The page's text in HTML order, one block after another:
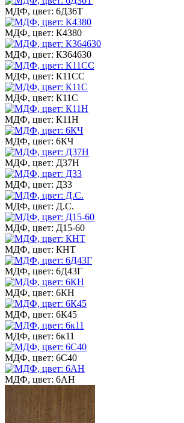
МДФ, цвет: 6Д36Т
МДФ, цвет: К4380
МДФ, цвет: К364630
МДФ, цвет: К11СС
МДФ, цвет: К11С
МДФ, цвет: К11Н
МДФ, цвет: 6КЧ
МДФ, цвет: Д37Н
МДФ, цвет: Д33
МДФ, цвет: Д.С.
МДФ, цвет: Д15-60
МДФ, цвет: КНТ
МДФ, цвет: 6Д43Г
МДФ, цвет: 6КН
МДФ, цвет: 6К45
МДФ, цвет: 6к11
МДФ, цвет: 6С40
МДФ, цвет: 6АН